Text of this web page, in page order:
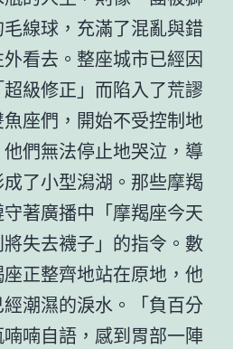
線球，充滿了混亂與錯
看去。整座城市已經因
級修正」而陷入了荒謬
座們，開始不受控制地
們無法停止地哭泣，導
了小型潟湖。那些摩羯
著廣播中「摩羯座今天
失去襪子」的指令。數
正整齊地站在原地，他
潮濕的淚水。「負百分
喃自語，感到胃部一陣